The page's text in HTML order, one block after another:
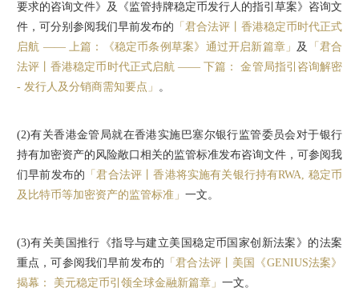
要求的咨询文件》及《监管持牌稳定币发行人的指引草案》咨询文
件，可分别参阅我们早前发布的 「君合法评丨香港稳定币时代正式
启航 —— 上篇：《稳定币条例草案》通过开启新篇章」 及
「君合
法评丨香港稳定币时代正式启航 —— 下篇： 金管局指引咨询解密
- 发行人及分销商需知要点」 。
(2)有关香港金管局就在香港实施巴塞尔银行监管委员会对于银行
持有加密资产的风险敞口相关的监管标准发布咨询文件，可参阅我
们早前发布的 「君合法评丨香港将实施有关银行持有RWA, 稳定币
及比特币等加密资产的监管标准」 一文。
(3)有关美国推行《指导与建立美国稳定币国家创新法案》的法案
重点，可参阅我们早前发布的 「君合法评丨美国《GENIUS法案》
揭幕： 美元稳定币引领全球金融新篇章」 一文。